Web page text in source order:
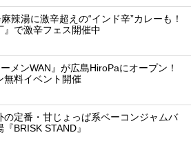
辣湯に激辛超えの“インド辛”カレーも！
』で激辛フェス開催中
メンWAN』が広島HiroPaにオープン！
無料イベント開催
の定番・甘じょっぱ系ベーコンジャムバ
BRISK STAND』